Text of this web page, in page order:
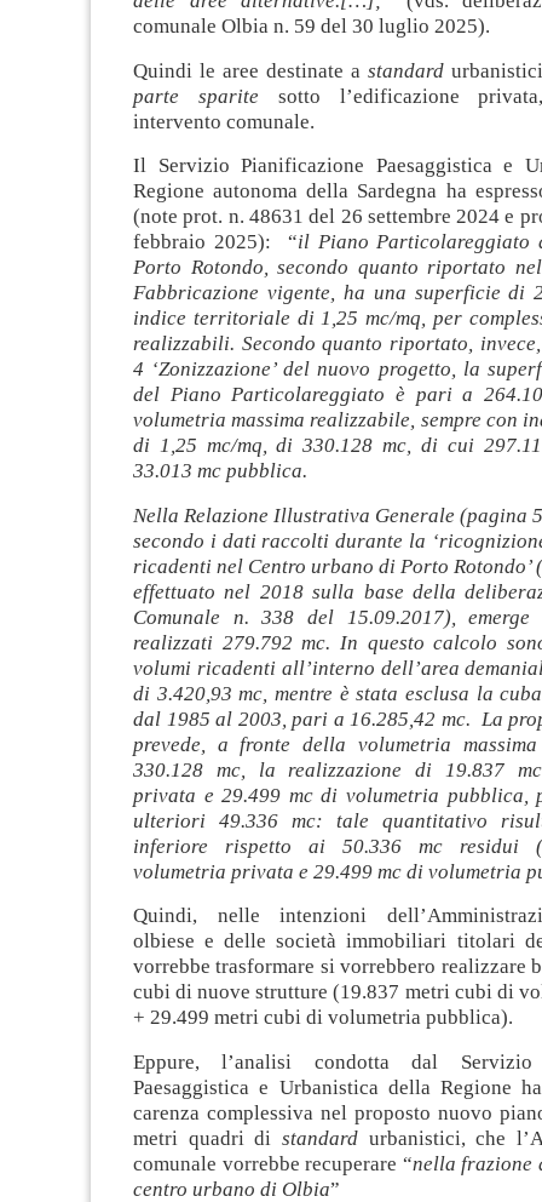
comunale Olbia n. 59 del 30 luglio 2025).
Quindi le aree destinate a standard
parte sparite sotto l’edificazione
intervento comunale.
Il Servizio Pianificazione Paesaggistica e
Regione autonoma della Sardegna ha
(note prot. n. 48631 del 26 settembre 2024 e
febbraio 2025): “il Piano Particolareggiato
Porto Rotondo, secondo quanto riportato
Fabbricazione vigente, ha una superficie di
indice territoriale di 1,25 mc/mq, per
realizzabili. Secondo quanto riportato,
4 ‘Zonizzazione’ del nuovo progetto, la
del Piano Particolareggiato è pari a
volumetria massima realizzabile, sempre con
di 1,25 mc/mq, di 330.128 mc, di cui
33.013 mc pubblica.
Nella Relazione Illustrativa Generale (pagina
secondo i dati raccolti durante la
ricadenti nel Centro urbano di Porto
effettuato nel 2018 sulla base della
Comunale n. 338 del 15.09.2017),
realizzati 279.792 mc. In questo calcolo
volumi ricadenti all’interno dell’area
di 3.420,93 mc, mentre è stata esclusa la
dal 1985 al 2003, pari a 16.285,42 mc. La
prevede, a fronte della volumetria
330.128 mc, la realizzazione di 19.837
privata e 29.499 mc di volumetria pubblica,
ulteriori 49.336 mc: tale quantitativo
inferiore rispetto ai 50.336 mc residui
volumetria privata e 29.499 mc di volumetria
Quindi, nelle intenzioni
olbiese e delle società immobiliari titolari
vorrebbe trasformare si vorrebbero realizzare
cubi di nuove strutture (19.837 metri cubi di
+ 29.499 metri cubi di volumetria pubblica).
Eppure, l’analisi condotta dal Servizio
Paesaggistica e Urbanistica della Regione
carenza complessiva nel proposto nuovo
metri quadri di standard urbanistici, che
comunale vorrebbe recuperare “nella frazione
centro urbano di Olbia”